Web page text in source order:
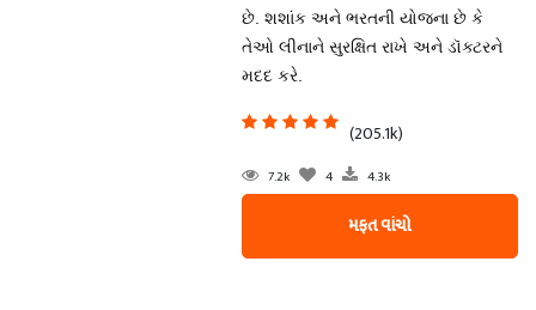
છે. શશાંક અને ભરતની યોજના છે કે
તેઓ લીનાને સુરક્ષિત રાખે અને ડૉક્ટરને
મદદ કરે.
(205.1k)
7.2k 4 4.3k
મફત વાંચો